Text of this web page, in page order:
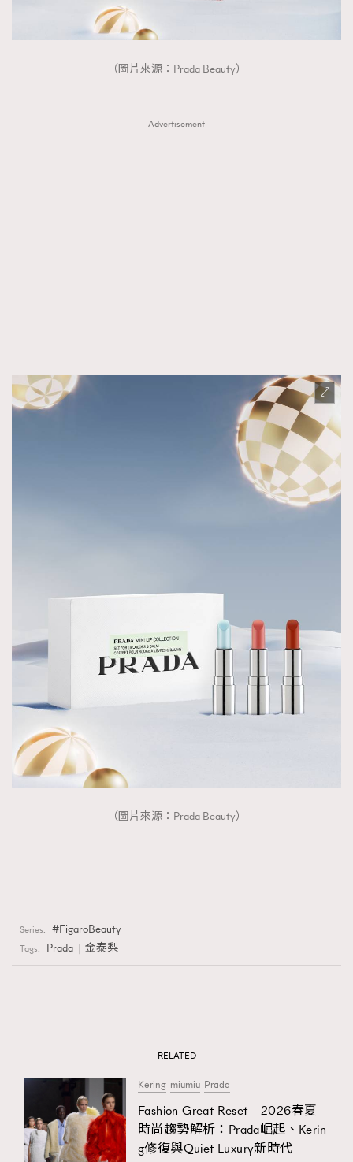
（圖片來源：Prada Beauty）
Advertisement
（圖片來源：Prada Beauty）
Series: FigaroBeauty
Tags: Prada 金泰梨
RELATED
Kering miumiu Prada
Fashion Great Reset｜2026春夏
時尚趨勢解析：Prada崛起、Kerin
g修復與Quiet Luxury新時代